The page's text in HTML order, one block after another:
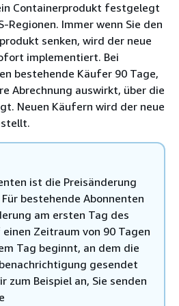
Containerprodukt festgelegt
Regionen. Immer wenn Sie den
senken, wird der neue
implementiert. Bei
bestehende Käufer 90 Tage,
Abrechnung auswirkt, über die
Neuen Käufern wird der neue
ist die Preisänderung
bestehende Abonnenten
am ersten Tag des
Zeitraum von 90 Tagen
Tag beginnt, an dem die
gesendet
zum Beispiel an, Sie senden